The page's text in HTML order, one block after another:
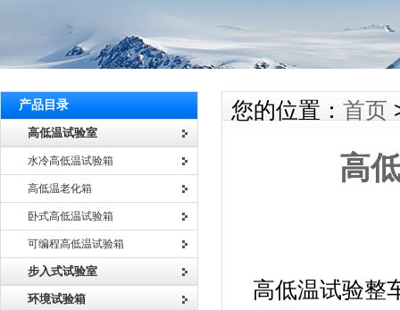
产品目录
高低温试验室
水冷高低温试验箱
高低温老化箱
卧式高低温试验箱
可编程高低温试验箱
步入式试验室
环境试验箱
您的位置： 首页
高
高低温试验整